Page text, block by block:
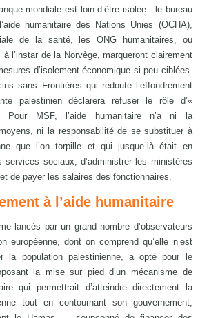
mondiale est loin d’être isolée : le bureau
humanitaire des Nations Unies (OCHA),
de la santé, les ONG humanitaires, ou
l’instar de la Norvège, marqueront clairement
d’isolement économique si peu ciblées.
sans Frontières qui redoute l’effondrement
palestinien déclarera refuser le rôle d’«
Pour MSF, l’aide humanitaire n’a ni la
ni la responsabilité de se substituer à
que l’on torpille et qui jusque-là était en
services sociaux, d’administrer les ministères
de payer les salaires des fonctionnaires.
à l’aide humanitaire
lancés par un grand nombre d’observateurs
européenne, dont on comprend qu’elle n’est
la population palestinienne, a opté pour le
la mise sur pied d’un mécanisme de
qui permettrait d’atteindre directement la
tout en contournant son gouvernement,